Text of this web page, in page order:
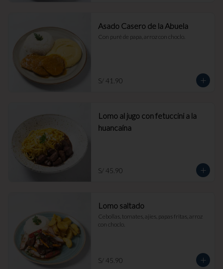
Asado Casero de la Abuela
Con puré de papa, arroz con choclo.
S/ 41.90
Lomo al jugo con fetuccini a la
huancaína
S/ 45.90
Lomo saltado
Cebollas, tomates, ajíes, papas fritas, arroz
con choclo.
S/ 45.90